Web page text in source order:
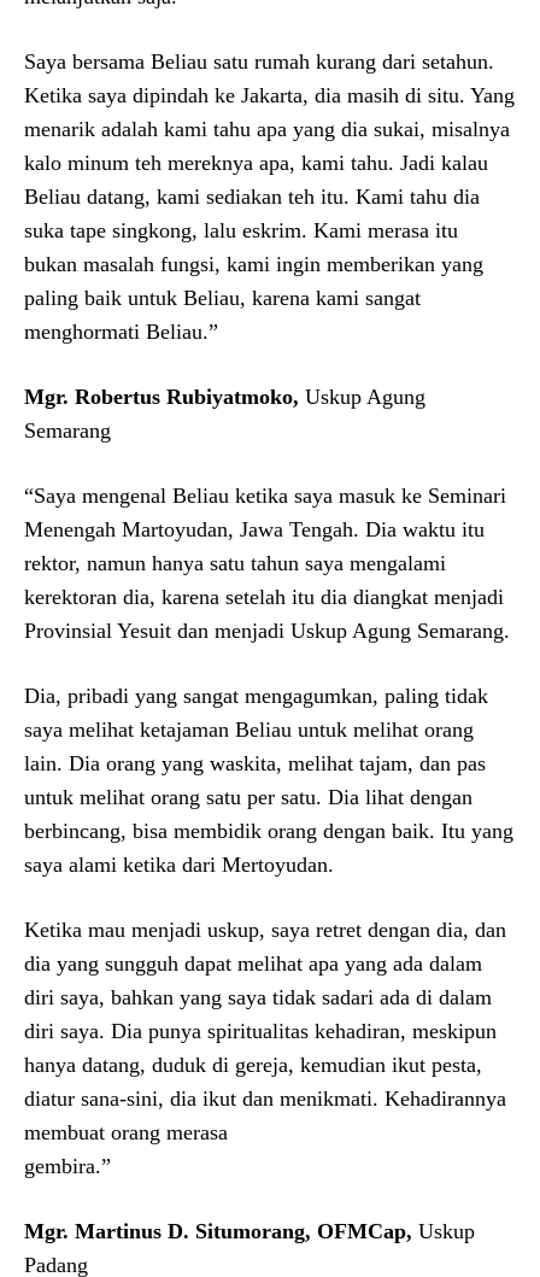
Saya bersama Beliau satu rumah kurang dari setahun.
Ketika saya dipindah ke Jakarta, dia masih di situ. Yang
menarik adalah kami tahu apa yang dia sukai, misalnya
kalo minum teh mereknya apa, kami tahu. Jadi kalau
Beliau datang, kami sediakan teh itu. Kami tahu dia
suka tape singkong, lalu eskrim. Kami merasa itu
bukan masalah fungsi, kami ingin memberikan yang
paling baik untuk Beliau, karena kami sangat
menghormati Beliau.”
Mgr. Robertus Rubiyatmoko, Uskup Agung
Semarang
“Saya mengenal Beliau ketika saya masuk ke Seminari
Menengah Martoyudan, Jawa Tengah. Dia waktu itu
rektor, namun hanya satu tahun saya mengalami
kerektoran dia, karena setelah itu dia diangkat menjadi
Provinsial Yesuit dan menjadi Uskup Agung Semarang.
Dia, pribadi yang sangat mengagumkan, paling tidak
saya melihat ketajaman Beliau untuk melihat orang
lain. Dia orang yang waskita, melihat tajam, dan pas
untuk melihat orang satu per satu. Dia lihat dengan
berbincang, bisa membidik orang dengan baik. Itu yang
saya alami ketika dari Mertoyudan.
Ketika mau menjadi uskup, saya retret dengan dia, dan
dia yang sungguh dapat melihat apa yang ada dalam
diri saya, bahkan yang saya tidak sadari ada di dalam
diri saya. Dia punya spiritualitas kehadiran, meskipun
hanya datang, duduk di gereja, kemudian ikut pesta,
diatur sana-sini, dia ikut dan menikmati. Kehadirannya
membuat orang merasa
gembira.”
Mgr. Martinus D. Situmorang, OFMCap, Uskup
Padang